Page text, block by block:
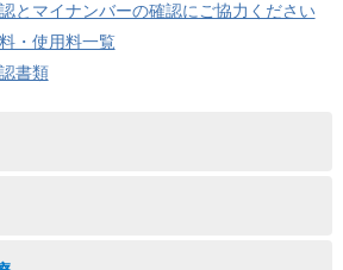
とマイナンバーの確認にご協力ください
・使用料一覧
書類